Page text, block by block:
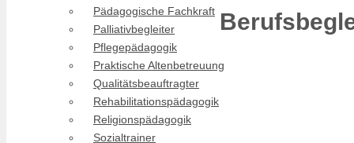
Pädagogische Fachkraft
Palliativbegleiter
Pflegepädagogik
Praktische Altenbetreuung
Qualitätsbeauftragter
Rehabilitationspädagogik
Religionspädagogik
Sozialtrainer